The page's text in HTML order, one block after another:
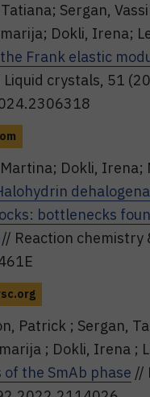
Sergan,
Dokli, Irena;
Frank elastic
Liquid crystals, 51
Dokli,
bottlenecks
// Reaction chemistry
Patrick ; Sergan,
; Dokli, Irena ;
the SmAb phase //